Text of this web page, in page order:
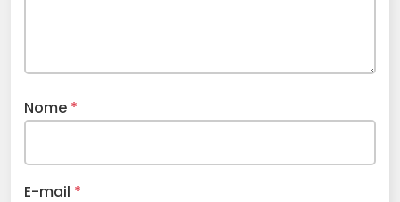
Nome *
E-mail *